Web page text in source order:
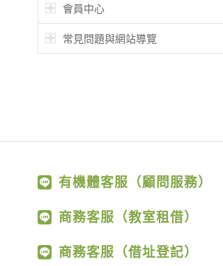
會員中心
常見問題與網站導覽
有機體客服（顧問服務）
商務客服（教室租借）
商務客服（借址登記）